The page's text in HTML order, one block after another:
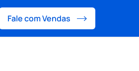
Fale com Vendas